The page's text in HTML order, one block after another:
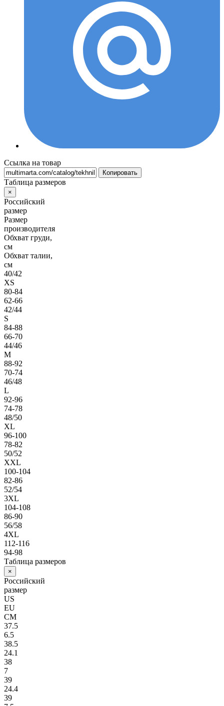
Ссылка на товар
Копировать
Таблица размеров
×
Российский
размер
Размер
производителя
Обхват груди,
см
Обхват талии,
см
40/42
XS
80-84
62-66
42/44
S
84-88
66-70
44/46
M
88-92
70-74
46/48
L
92-96
74-78
48/50
XL
96-100
78-82
50/52
XXL
100-104
82-86
52/54
3XL
104-108
86-90
56/58
4XL
112-116
94-98
Таблица размеров
×
Российский
размер
US
EU
СМ
37.5
6.5
38.5
24.1
38
7
39
24.4
39